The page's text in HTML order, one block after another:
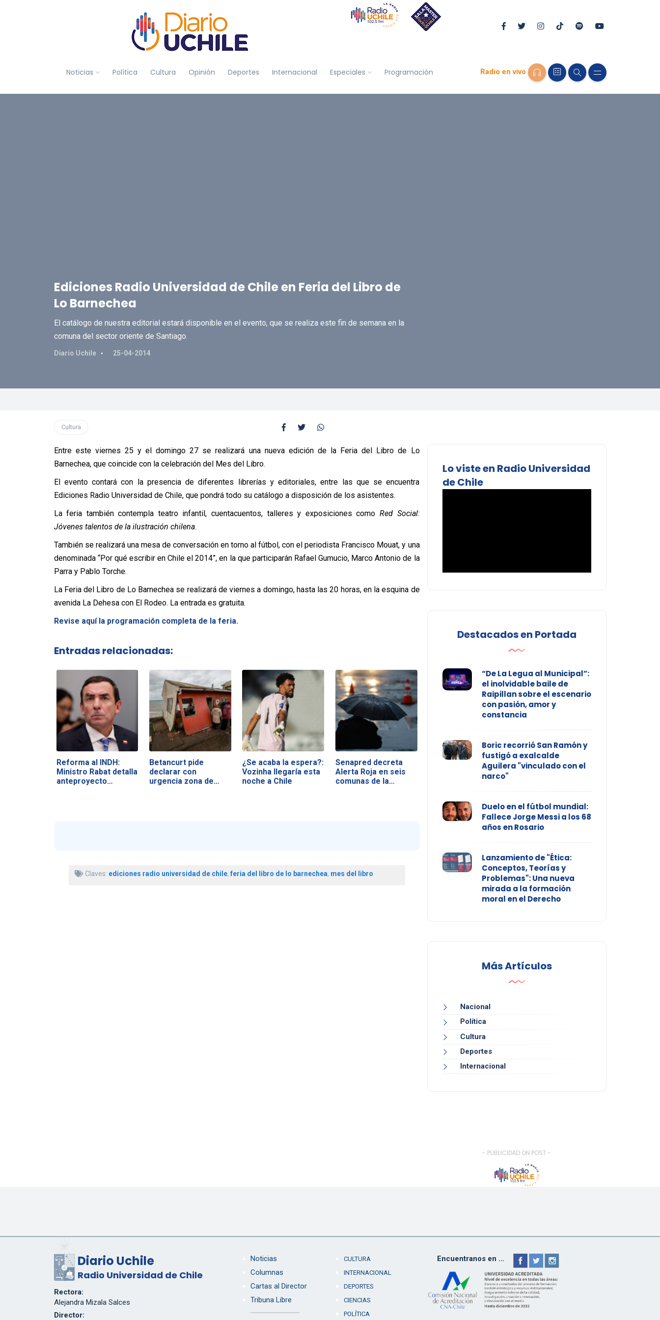
Noticias Política Cultura Opinión Deportes Internacional Especiales Programación Radio en vivo
Ediciones Radio Universidad de Chile en Feria del Libro de
Lo Barnechea
El catálogo de nuestra editorial estará disponible en el evento, que se realiza este fin de semana en la
comuna del sector oriente de Santiago.
Diario Uchile 25-04-2014
Cultura
Entre este viernes 25 y el domingo 27 se realizará una nueva edición de la Feria del Libro de Lo
Barnechea, que coincide con la celebración del Mes del Libro.
El evento contará con la presencia de diferentes librerías y editoriales, entre las que se encuentra
Ediciones Radio Universidad de Chile, que pondrá todo su catálogo a disposición de los asistentes.
La feria también contempla teatro infantil, cuentacuentos, talleres y exposiciones como Red Social:
Jóvenes talentos de la ilustración chilena.
También se realizará una mesa de conversación en torno al fútbol, con el periodista Francisco Mouat, y una
denominada “Por qué escribir en Chile el 2014”, en la que participarán Rafael Gumucio, Marco Antonio de la
Parra y Pablo Torche.
La Feria del Libro de Lo Barnechea se realizará de viernes a domingo, hasta las 20 horas, en la esquina de
avenida La Dehesa con El Rodeo. La entrada es gratuita.
Revise aquí la programación completa de la feria.
Entradas relacionadas:
Reforma al INDH:
Ministro Rabat detalla
anteproyecto…
Betancurt pide
declarar con
urgencia zona de…
¿Se acaba la espera?:
Vozinha llegaría esta
noche a Chile
Senapred decreta
Alerta Roja en seis
comunas de la…
Claves: ediciones radio universidad de chile,feria del libro de lo barnechea, mes del libro
Lo viste en Radio Universidad
de Chile
Destacados en Portada
“De La Legua al Municipal”:
el inolvidable baile de
Raipillan sobre el escenario
con pasión, amor y
constancia
Boric recorrió San Ramón y
fustigó a exalcalde
Aguilera "vinculado con el
narco"
Duelo en el fútbol mundial:
Fallece Jorge Messi a los 68
años en Rosario
Lanzamiento de "Ética:
Conceptos, Teorías y
Problemas": Una nueva
mirada a la formación
moral en el Derecho
Más Artículos
Nacional
Política
Cultura
Deportes
Internacional
- PUBLICIDAD ON POST -
Diario Uchile
Radio Universidad de Chile
Rectora:
Alejandra Mizala Salces
Director:
Noticias
Columnas
Cartas al Director
Tribuna Libre
CULTURA
INTERNACIONAL
DEPORTES
CIENCIAS
POLÍTICA
Encuentranos en ...